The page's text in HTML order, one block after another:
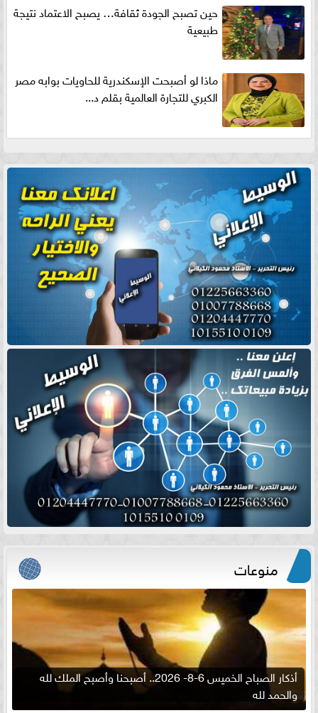
حين تصبح الجودة ثقافة… يصبح الاعتماد نتيجة
طبيعية
ماذا لو أصبحت الإسكندرية للحاويات بوابه مصر
الكبري للتجارة العالمية بقلم د...
منوعات
أذكار الصباح الخميس 6-8- 2026.. أصبحنا وأصبح الملك لله
والحمد لله